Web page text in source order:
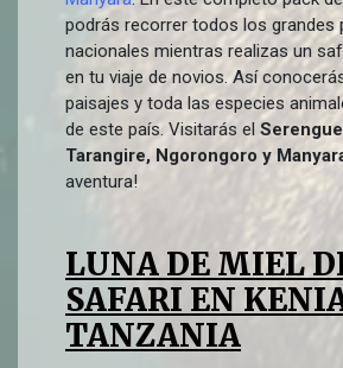
podrás recorrer todos los grandes
nacionales mientras realizas un
en tu viaje de novios. Así
paisajes y toda las especies
de este país. Visitarás el
Tarangire, Ngorongoro y
aventura!
LUNA DE MIEL
SAFARI EN
TANZANIA